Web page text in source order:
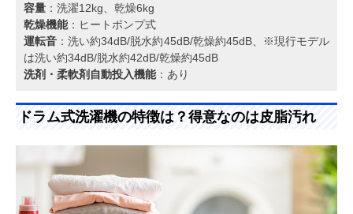
容量 ：洗濯12kg、乾燥6kg
乾燥機能：ヒートポンプ式
運転音 ：洗い約34dB/脱水約45dB/乾燥約45dB、※現行モデル
は洗い約34dB/脱水約42dB/乾燥約45dB
洗剤・柔軟剤自動投入機能：あり
ドラム式洗濯機の特徴は？得意なのは皮脂汚れ